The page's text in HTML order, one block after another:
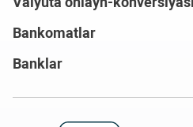
Bankomatlar
Banklar